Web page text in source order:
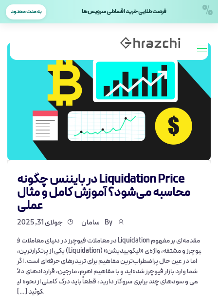
% فرصت طلایی خرید اقساطی سرویس‌ها به مدت محدود
Liquidation Price در بایننس چگونه
محاسبه می‌شود؟ آموزش کامل و مثال
عملی
سامان جولای 31, 2025
مقدمه‌ای بر مفهوم Liquidation در معاملات فیوچرز در دنیای معاملات ف
یوچرز و مشتقه، واژه‌ی «لیکوییدیشن» (Liquidation) یکی از پرتکرارترین،
اما در عین حال پراضطراب‌ترین مفاهیم برای تریدرهای حرفه‌ای است. اگر
شما وارد بازار فیوچرز شده‌اید و با مفاهیم اهرم، مارجین، قراردادهای دائ
می و سودهای چند برابری سروکار دارید، قطعاً باید درک کاملی از نحوه لی
کوئید […]